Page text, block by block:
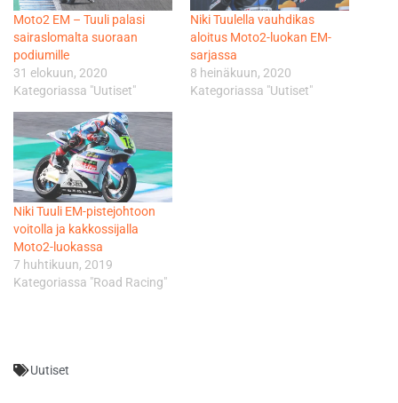
Moto2 EM – Tuuli palasi
sairaslomalta suoraan
podiumille
31 elokuun, 2020
Kategoriassa "Uutiset"
Niki Tuulella vauhdikas
aloitus Moto2-luokan EM-
sarjassa
8 heinäkuun, 2020
Kategoriassa "Uutiset"
Niki Tuuli EM-pistejohtoon
voitolla ja kakkossijalla
Moto2-luokassa
7 huhtikuun, 2019
Kategoriassa "Road Racing"
Uutiset